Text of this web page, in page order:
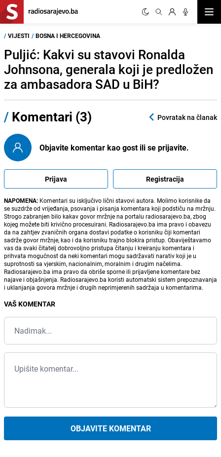
/ VIJESTI / BOSNA I HERCEGOVINA
Puljić: Kakvi su stavovi Ronalda
Johnsona, generala koji je predložen
za ambasadora SAD u BiH?
/ Komentari (3) Povratak na članak
Objavite komentar kao gost ili se prijavite.
Prijava Registracija
NAPOMENA: Komentari su isključivo lični stavovi autora. Molimo korisnike da
se suzdrže od vrijeđanja, psovanja i pisanja komentara koji podstiču na mržnju.
Strogo zabranjen bilo kakav govor mržnje na portalu radiosarajevo.ba, zbog
kojeg možete biti krivično procesuirani. Radiosarajevo.ba ima pravo i obavezu
da na zahtjev zvaničnih organa dostavi podatke o korisniku čiji komentari
sadrže govor mržnje, kao i da korisniku trajno blokira pristup. Obaviještavamo
vas da svaki čitatelj dobrovoljno pristupa čitanju i kreiranju komentara i
prihvata mogućnost da neki komentari mogu sadržavati narativ koji je u
suprotnosti sa vjerskim, nacionalnim, moralnim i drugim načelima.
Radiosarajevo.ba ima pravo da obriše sporne ili prijavljene komentare bez
najave i objašnjenja. Radiosarajevo.ba koristi automatski sistem prepoznavanja
i uklanjanja govora mržnje i drugih neprimjerenih sadržaja u komentarima.
VAŠ KOMENTAR
OBJAVITE KOMENTAR